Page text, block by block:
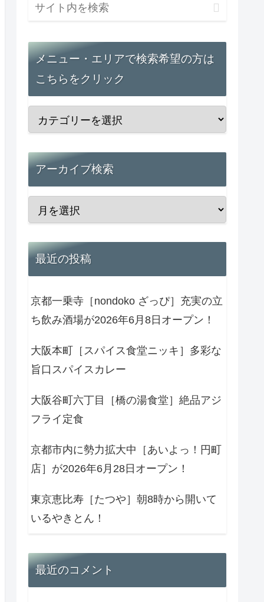
メニュー・エリアで検索希望の方は
こちらをクリック
アーカイブ検索
最近の投稿
京都一乗寺［nondoko ざっぴ］充実の立
ち飲み酒場が2026年6月8日オープン！
大阪本町［スパイス食堂ニッキ］多彩な
旨口スパイスカレー
大阪谷町六丁目［橋の湯食堂］絶品アジ
フライ定食
京都市内に勢力拡大中［あいよっ！円町
店］が2026年6月28日オープン！
東京恵比寿［たつや］朝8時から開いて
いるやきとん！
最近のコメント